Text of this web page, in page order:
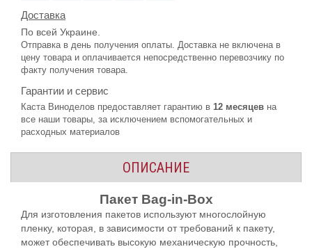
Доставка
По всей Украине.
Отправка в день получения оплаты. Доставка не включена в
цену товара и оплачивается непосредственно перевозчику по
факту получения товара.
Гарантии и сервис
Каста Виноделов предоставляет гарантию в 12 месяцев на
все наши товары, за исключением вспомогательных и
расходных материалов
ОПИСАНИЕ
Пакет Bag-in-Box
Для изготовления пакетов используют многослойную
пленку, которая, в зависимости от требований к пакету,
может обеспечивать высокую механическую прочность,